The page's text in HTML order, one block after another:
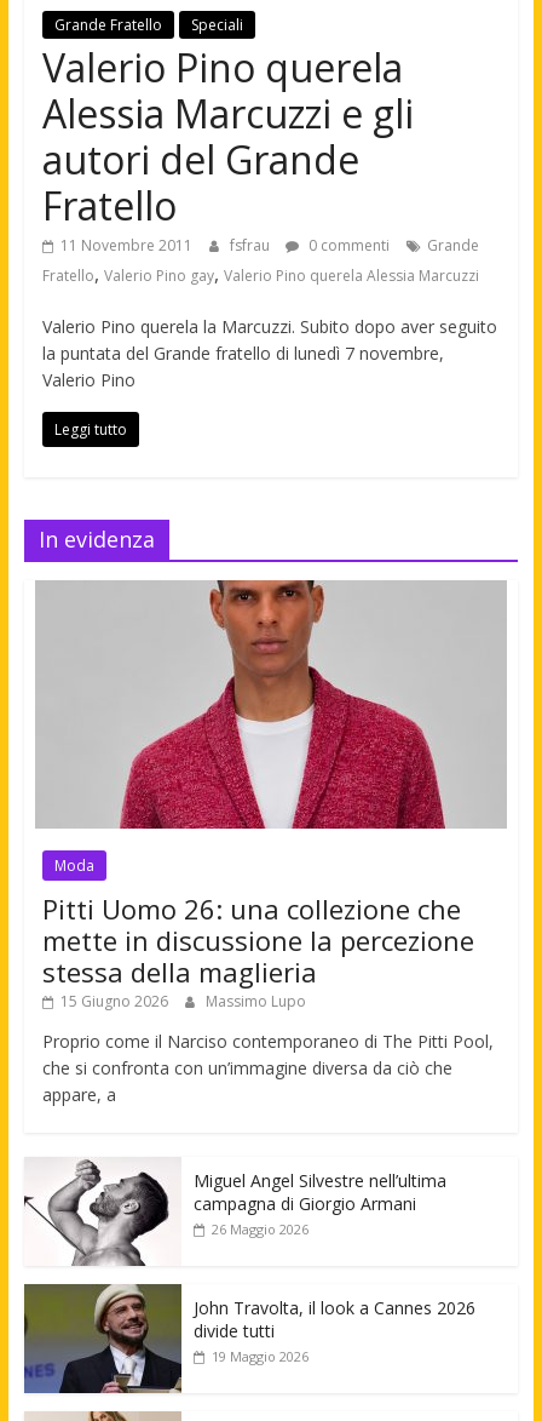
Grande Fratello Speciali
Valerio Pino querela
Alessia Marcuzzi e gli
autori del Grande
Fratello
11 Novembre 2011 fsfrau 0 commenti
Grande
Fratello, Valerio Pino gay, Valerio Pino querela Alessia Marcuzzi
Valerio Pino querela la Marcuzzi. Subito dopo aver seguito
la puntata del Grande fratello di lunedì 7 novembre,
Valerio Pino
Leggi tutto
In evidenza
Moda
Pitti Uomo 26: una collezione che
mette in discussione la percezione
stessa della maglieria
15 Giugno 2026 Massimo Lupo
Proprio come il Narciso contemporaneo di The Pitti Pool,
che si confronta con un’immagine diversa da ciò che
appare, a
Miguel Angel Silvestre nell’ultima
campagna di Giorgio Armani
26 Maggio 2026
John Travolta, il look a Cannes 2026
divide tutti
19 Maggio 2026